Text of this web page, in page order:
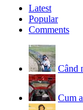
Latest
Popular
Comments
Când
Cum